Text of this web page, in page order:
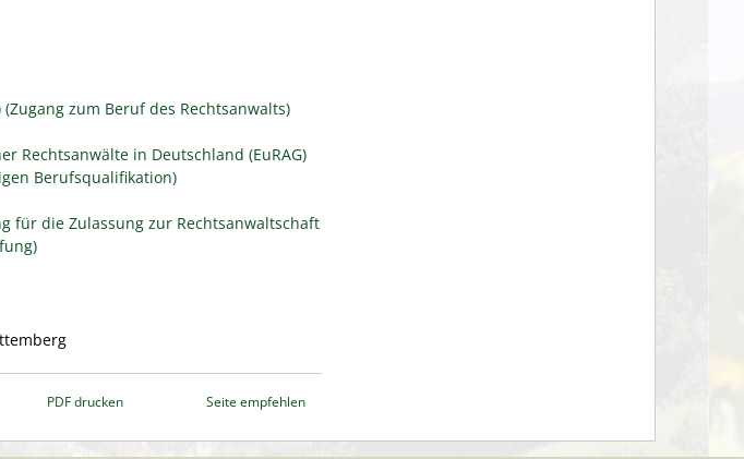
zum Beruf des Rechtsanwalts)
Rechtsanwälte in Deutschland (EuRAG)
Berufsqualifikation)
für die Zulassung zur Rechtsanwaltschaft
PDF drucken Seite empfehlen